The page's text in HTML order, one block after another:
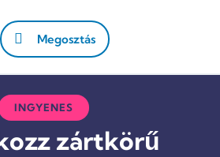
Megosztás
INGYENES
zártkörű